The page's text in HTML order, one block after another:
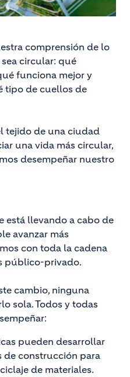
comprensión de lo
circular: qué
funciona mejor y
tipo de cuellos de
tejido de una ciudad
una vida más circular,
desempeñar nuestro
está llevando a cabo de
avanzar más
con toda la cadena
público-privado.
cambio, ninguna
sola. Todos y todas
pueden desarrollar
de construcción para
de materiales.